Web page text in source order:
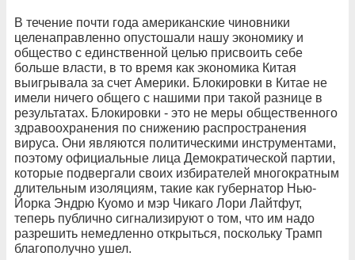
В течение почти года американские чиновники
целенаправленно опустошали нашу экономику и
общество с единственной целью присвоить себе
больше власти, в то время как экономика Китая
выигрывала за счет Америки. Блокировки в Китае не
имели ничего общего с нашими при такой разнице в
результатах. Блокировки - это не меры общественного
здравоохранения по снижению распространения
вируса. Они являются политическими инструментами,
поэтому официальные лица Демократической партии,
которые подвергали своих избирателей многократным
длительным изоляциям, такие как губернатор Нью-
Йорка Эндрю Куомо и мэр Чикаго Лори Лайтфут,
теперь публично сигнализируют о том, что им надо
разрешить немедленно открыться, поскольку Трамп
благополучно ушел.